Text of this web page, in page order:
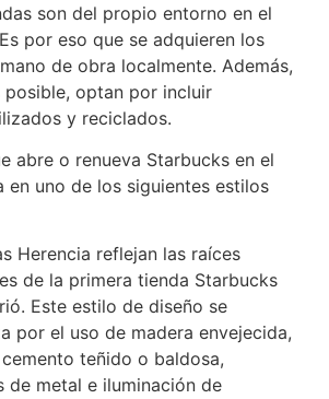
son del propio entorno en el
por eso que se adquieren los
de obra localmente. Además,
posible, optan por incluir
y reciclados.
abre o renueva Starbucks en el
en uno de los siguientes estilos
Herencia reflejan las raíces
de la primera tienda Starbucks
Este estilo de diseño se
por el uso de madera envejecida,
teñido o baldosa,
de metal e iluminación de